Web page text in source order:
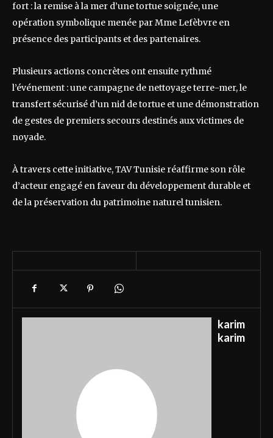
fort : la remise à la mer d’une tortue soignée, une
opération symbolique menée par Mme Lefèbvre en
présence des participants et des partenaires.
Plusieurs actions concrètes ont ensuite rythmé
l’événement : une campagne de nettoyage terre-mer, le
transfert sécurisé d’un nid de tortue et une démonstration
de gestes de premiers secours destinés aux victimes de
noyade.
À travers cette initiative, TAV Tunisie réaffirme son rôle
d’acteur engagé en faveur du développement durable et
de la préservation du patrimoine naturel tunisien.
karim
karim